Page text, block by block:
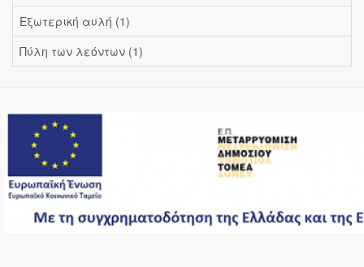
Εξωτερική αυλή (1)
Πύλη των λεόντων (1)